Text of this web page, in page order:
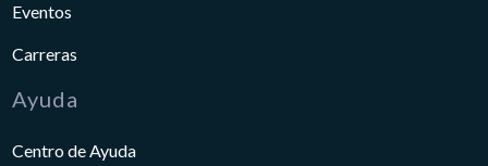
Eventos
Carreras
Ayuda
Centro de Ayuda